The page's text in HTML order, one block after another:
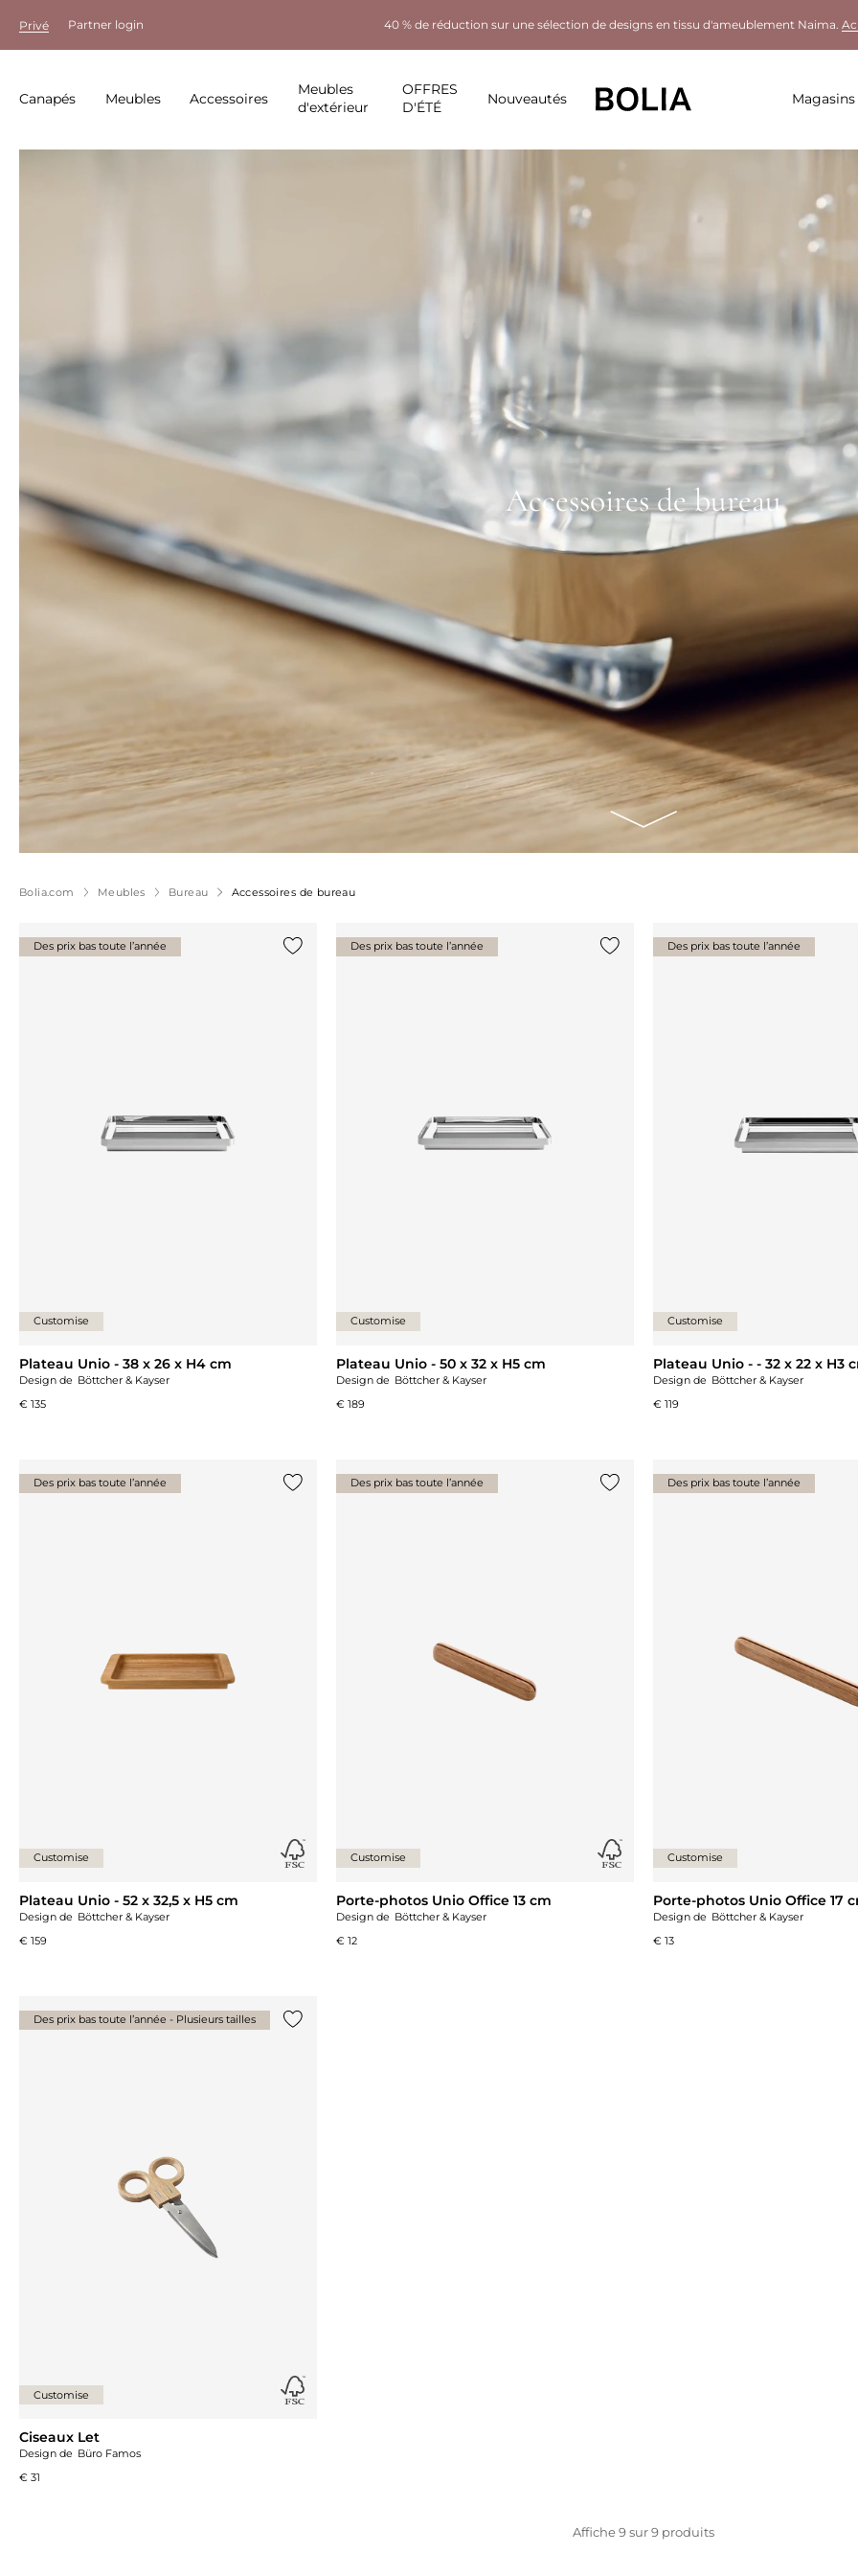
Privé Partner login 40 % de réduction sur une sélection de designs en tissu d'ameublement Naima.
Canapés Meubles Accessoires
Meubles
d'extérieur
OFFRES
D'ÉTÉ
Nouveautés Magasins
Accessoires de bureau
Bolia.com Meubles Bureau Accessoires de bureau
Des prix bas toute l’année
Customise
Plateau Unio - 38 x 26 x H4 cm
Design de Böttcher & Kayser
€ 135
Des prix bas toute l’année
Customise
Plateau Unio - 50 x 32 x H5 cm
Design de Böttcher & Kayser
€ 189
Des prix bas toute l’année
Customise
Plateau Unio - - 32 x 22 x H3
Design de Böttcher & Kayser
€ 119
Des prix bas toute l’année
Customise
Plateau Unio - 52 x 32,5 x H5 cm
Design de Böttcher & Kayser
€ 159
Des prix bas toute l’année
Customise
Porte-photos Unio Office 13 cm
Design de Böttcher & Kayser
€ 12
Des prix bas toute l’année
Customise
Porte-photos Unio Office 17
Design de Böttcher & Kayser
€ 13
Des prix bas toute l’année - Plusieurs tailles
Customise
Ciseaux Let
Design de Büro Famos
€ 31
Affiche9sur9 produits